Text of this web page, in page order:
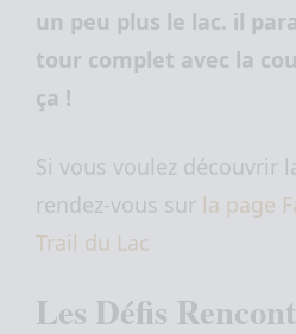
un peu plus le lac. il
tour complet avec la
ça !
Si vous voulez découvrir
rendez-vous sur la page
Trail du Lac
Les Défis